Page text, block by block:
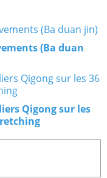
(Ba duan
Qigong sur les